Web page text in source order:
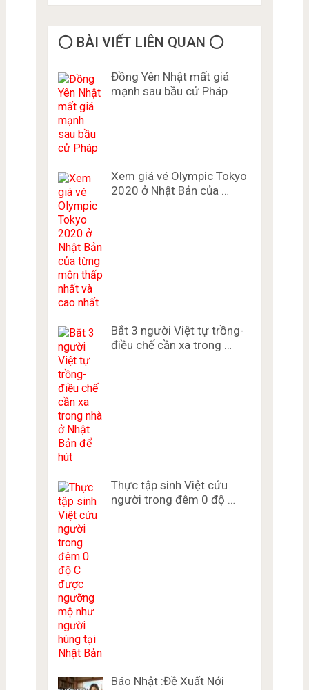
⭕️ BÀI VIẾT LIÊN QUAN ⭕️
Đồng Yên Nhật mất giá
mạnh sau bầu cử Pháp
Xem giá vé Olympic Tokyo
2020 ở Nhật Bản của …
Bắt 3 người Việt tự trồng-
điều chế cần xa trong …
Thực tập sinh Việt cứu
người trong đêm 0 độ …
Báo Nhật :Đề Xuất Nới